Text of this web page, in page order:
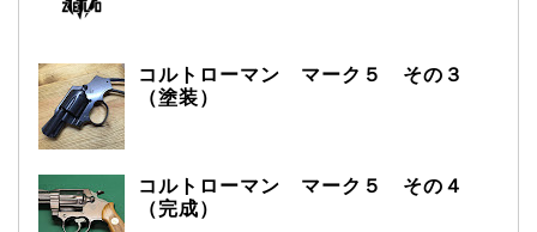
コルトローマン マーク５ その３
（塗装）
コルトローマン マーク５ その４
（完成）